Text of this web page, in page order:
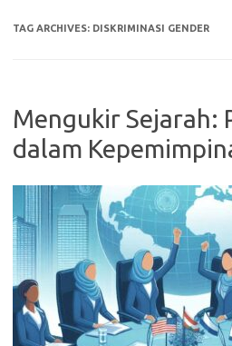
TAG ARCHIVES: DISKRIMINASI GENDER
Mengukir Sejarah:
dalam